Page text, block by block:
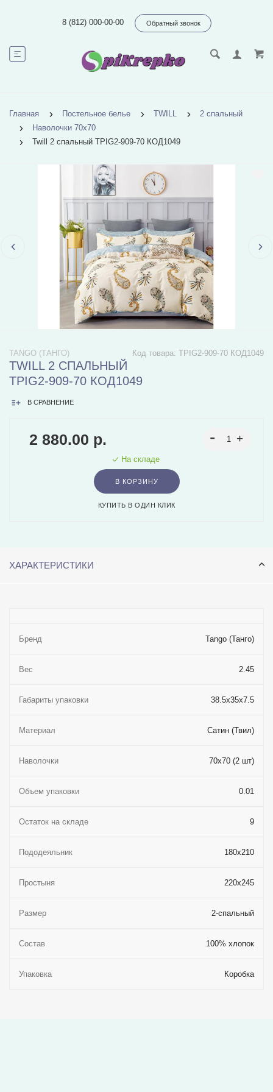
8 (812) 000-00-00 Обратный звонок
Главная Постельное белье TWILL
2 спальный
Наволочки 70х70
Twill 2 спальный TPIG2-909-70 КОД1049
Код товара: TPIG2-909-70 КОД1049
TANGO (ТАНГО)
TWILL 2 СПАЛЬНЫЙ
TPIG2-909-70 КОД1049
В СРАВНЕНИЕ
2 880.00 р.
На складе
В КОРЗИНУ
КУПИТЬ В ОДИН КЛИК
ХАРАКТЕРИСТИКИ
Бренд Tango (Танго)
Вес 2.45
Габариты упаковки 38.5x35x7.5
Материал Сатин (Твил)
Наволочки 70x70 (2 шт)
Объем упаковки 0.01
Остаток на складе 9
Пододеяльник 180x210
Простыня 220x245
Размер 2-спальный
Состав 100% хлопок
Упаковка Коробка